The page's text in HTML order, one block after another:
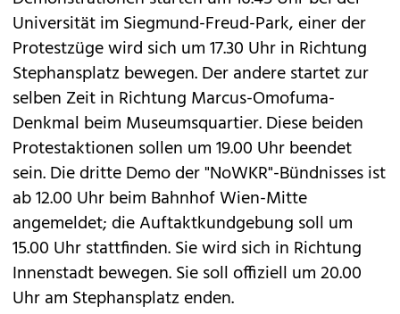
Universität im Siegmund-Freud-Park, einer der
Protestzüge wird sich um 17.30 Uhr in Richtung
Stephansplatz bewegen. Der andere startet zur
selben Zeit in Richtung Marcus-Omofuma-
Denkmal beim Museumsquartier. Diese beiden
Protestaktionen sollen um 19.00 Uhr beendet
sein. Die dritte Demo der "NoWKR"-Bündnisses ist
ab 12.00 Uhr beim Bahnhof Wien-Mitte
angemeldet; die Auftaktkundgebung soll um
15.00 Uhr stattfinden. Sie wird sich in Richtung
Innenstadt bewegen. Sie soll offiziell um 20.00
Uhr am Stephansplatz enden.